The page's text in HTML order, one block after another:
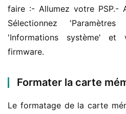
faire :- Allumez votre PSP.-
Sélectionnez 'Paramètres
'Informations système'
firmware.
Formater la carte
Le formatage de la carte